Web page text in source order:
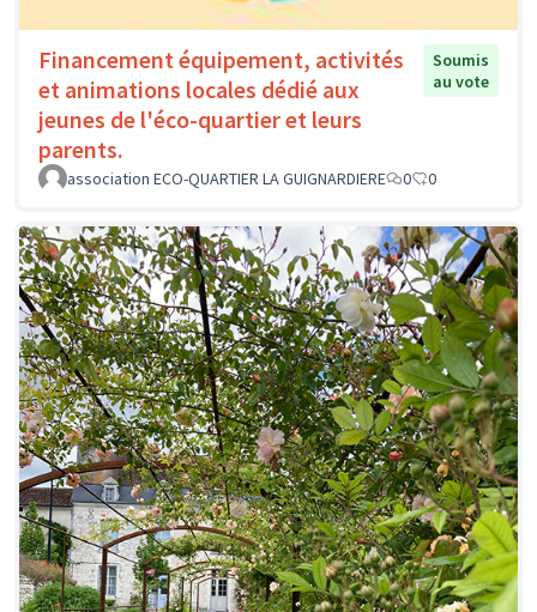
Financement équipement, activités
et animations locales dédié aux
jeunes de l'éco-quartier et leurs
parents.
Soumis
au vote
association ECO-QUARTIER LA GUIGNARDIERE 0 0